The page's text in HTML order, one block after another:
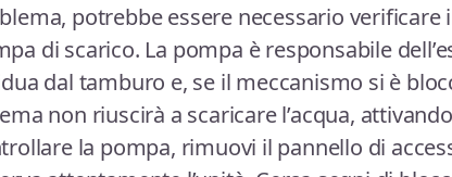
potrebbe essere necessario
di scarico. La pompa è responsabile
dal tamburo e, se il meccanismo si è
non riuscirà a scaricare l’acqua,
la pompa, rimuovi il pannello di